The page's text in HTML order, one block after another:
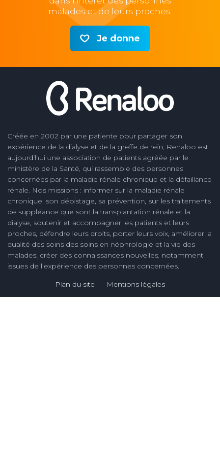
malades et de leurs proches.
Je donne
Créée en 2002 par une patiente pour partager son
expérience de la dialyse et de la greffe de rein, Renaloo est
aujourd’hui une association de patients agréée par le
ministère de la Santé, qui rassemble des personnes
concernées par la maladie rénale chronique et la défaillance
rénale. Nos missions : informer sur la maladie rénale
chronique, son dépistage, sa prévention, sur les traitements
de suppléance que sont la transplantation rénale et la
dialyse, soutenir et accompagner les patients et leurs
proches, défendre leurs droits, porter leurs voix, améliorer la
qualité des soins des soins en néphrologie et la vie des
malades, créer des connaissances nouvelles, notamment
issues de l'expérience des personnes concernées.
Plan du site Mentions légales